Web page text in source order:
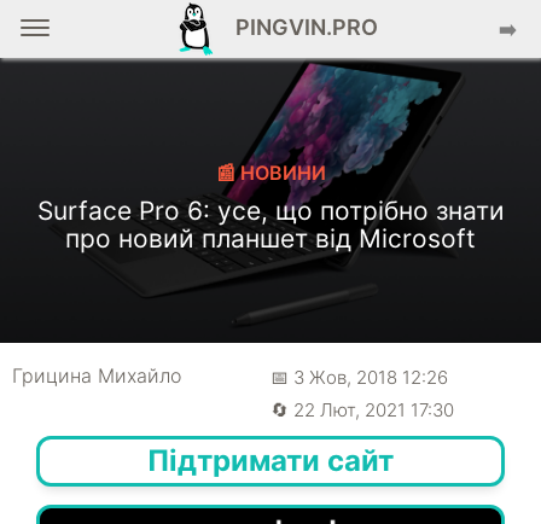
PINGVIN.PRO ➡️
📰 НОВИНИ
Surface Pro 6: усе, що потрібно знати
про новий планшет від Microsoft
Грицина Михайло
📅 3 Жов, 2018 12:26
🔄 22 Лют, 2021 17:30
Підтримати сайт